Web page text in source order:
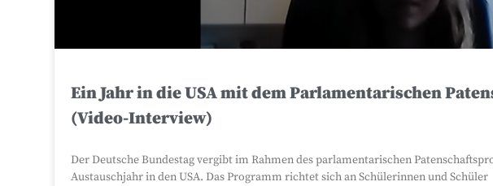
Ein Jahr in die USA mit dem Parlamentarischen
(Video-Interview)
Der Deutsche Bundestag vergibt im Rahmen des parlamentarischen
Austauschjahr in den USA. Das Programm richtet sich an Schülerinnen und Schüler